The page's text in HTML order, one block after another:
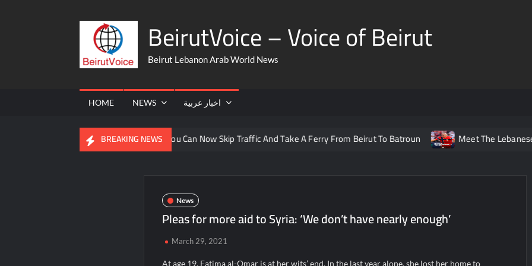
BeirutVoice – Voice of Beirut
Beirut Lebanon Arab World News
HOME NEWS اخبار عربية
BREAKING NEWS
The United States You Can Now Skip Traffic And Take A Ferry From Beirut To Batroun Meet The Lebanese Helping
News
Pleas for more aid to Syria: ‘We don’t have nearly enough’
March 29, 2021
At age 19, Fatima al-Omar is at her wits’ end. In the last year alone, she lost her home to